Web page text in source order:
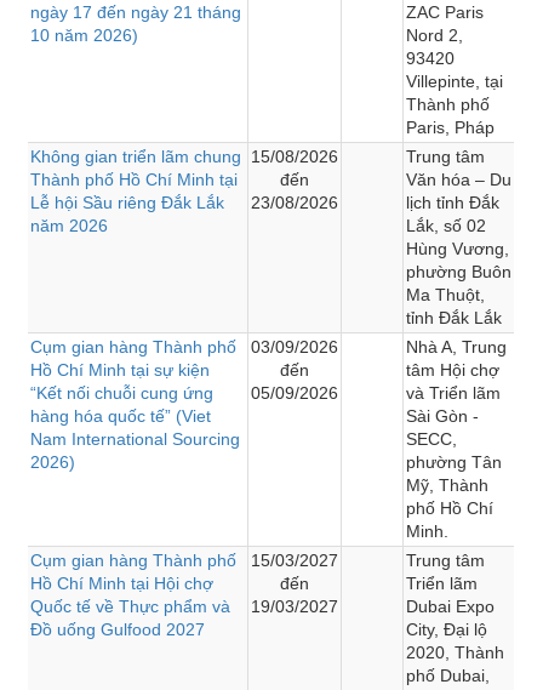
ngày 17 đến ngày 21 tháng
10 năm 2026)
ZAC Paris
Nord 2,
93420
Villepinte, tại
Thành phố
Paris, Pháp
Không gian triển lãm chung
Thành phố Hồ Chí Minh tại
Lễ hội Sầu riêng Đắk Lắk
năm 2026
15/08/2026
đến
23/08/2026
Trung tâm
Văn hóa – Du
lịch tỉnh Đắk
Lắk, số 02
Hùng Vương,
phường Buôn
Ma Thuột,
tỉnh Đắk Lắk
Cụm gian hàng Thành phố
Hồ Chí Minh tại sự kiện
“Kết nối chuỗi cung ứng
hàng hóa quốc tế” (Viet
Nam International Sourcing
2026)
03/09/2026
đến
05/09/2026
Nhà A, Trung
tâm Hội chợ
và Triển lãm
Sài Gòn -
SECC,
phường Tân
Mỹ, Thành
phố Hồ Chí
Minh.
Cụm gian hàng Thành phố
Hồ Chí Minh tại Hội chợ
Quốc tế về Thực phẩm và
Đồ uống Gulfood 2027
15/03/2027
đến
19/03/2027
Trung tâm
Triển lãm
Dubai Expo
City, Đại lộ
2020, Thành
phố Dubai,